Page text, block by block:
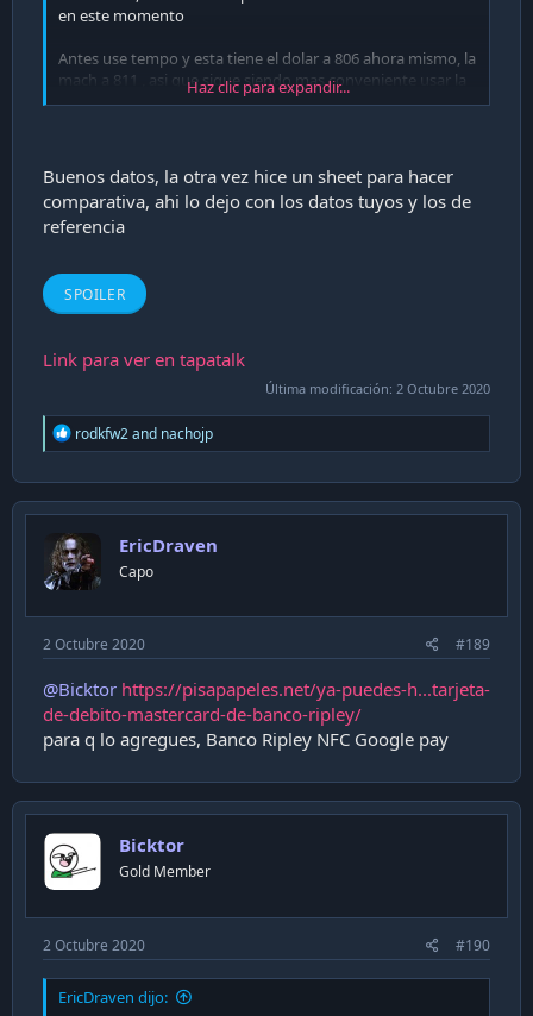
en este momento
Antes use tempo y esta tiene el dolar a 806 ahora mismo, la
mach a 811 , asi que sigue siendo mas conveniente usar la
cuenta fan
Haz clic para expandir...
Buenos datos, la otra vez hice un sheet para hacer
comparativa, ahi lo dejo con los datos tuyos y los de
referencia
SPOILER
Link para ver en tapatalk
Última modificación: 2 Octubre 2020
R
e
c
t
o
n
s
rodkfw2and nachojp
EricDraven
Capo
2 Octubre 2020 #189
@Bicktor https://pisapapeles.net/ya-puedes-h...tarjeta-
de-debito-mastercard-de-banco-ripley/
para q lo agregues, Banco Ripley NFC Google pay
Bicktor
Gold Member
2 Octubre 2020 #190
EricDraven dijo: